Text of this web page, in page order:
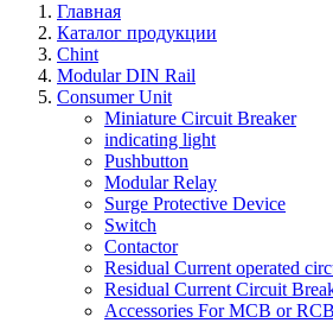
Главная
Каталог продукции
Chint
Modular DIN Rail
Consumer Unit
Miniature Circuit Breaker
indicating light
Pushbutton
Modular Relay
Surge Protective Device
Switch
Contactor
Residual Current operated
Residual Current Circuit
Accessories For MCB or